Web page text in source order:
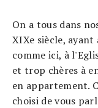
On a tous dans
XIXe siècle,
comme ici, à
et trop chères à
en appartement.
choisi de vous